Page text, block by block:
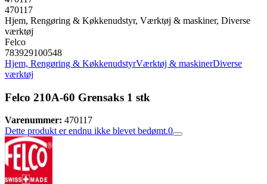
470117
Hjem, Rengøring & Køkkenudstyr, Værktøj & maskiner, Diverse
værktøj
Felco
783929100548
Hjem, Rengøring & KøkkenudstyrVærktøj & maskinerDiverse
værktøj
Felco 210A-60 Grensaks 1 stk
Varenummer: 470117
Dette produkt er endnu ikke blevet bedømt.0